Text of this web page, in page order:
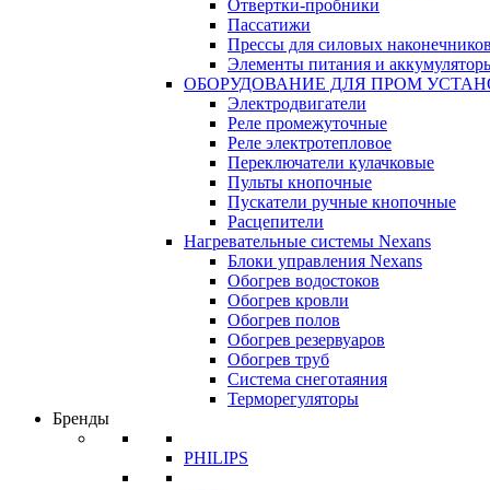
Отвертки-пробники
Пассатижи
Прессы для силовых наконечников
Элементы питания и
ОБОРУДОВАНИЕ ДЛЯ ПРОМ
Электродвигатели
Реле промежуточные
Реле электротепловое
Переключатели кулачковые
Пульты кнопочные
Пускатели ручные кнопочные
Расцепители
Нагревательные системы Nexans
Блоки управления Nexans
Обогрев водостоков
Обогрев кровли
Обогрев полов
Обогрев резервуаров
Обогрев труб
Система снеготаяния
Терморегуляторы
Бренды
PHILIPS